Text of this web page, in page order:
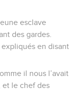
esclave
des gardes.
expliqués en disant
il nous l’avait
et le chef des